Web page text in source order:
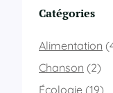
Catégories
Alimentation
Chanson (2)
Écologie (19)